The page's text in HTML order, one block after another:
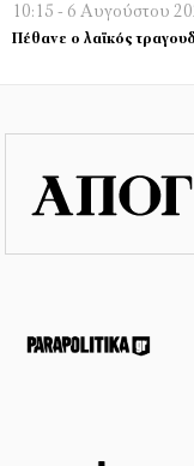
10:15 - 6 Αυγούστου
Πέθανε ο λαϊκός